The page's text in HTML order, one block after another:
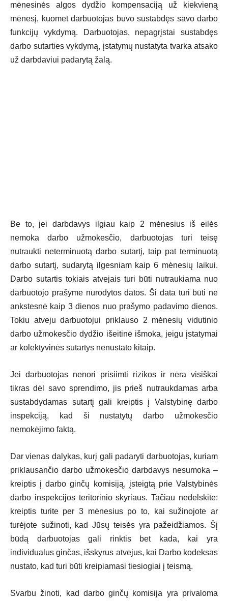
mėnesinės algos dydžio kompensaciją už kiekvieną
mėnesį, kuomet darbuotojas buvo sustabdęs savo darbo
funkcijų vykdymą. Darbuotojas, nepagrįstai sustabdęs
darbo sutarties vykdymą, įstatymų nustatyta tvarka atsako
už darbdaviui padarytą žalą.
Be to, jei darbdavys ilgiau kaip 2 mėnesius iš eilės
nemoka darbo užmokesčio, darbuotojas turi teisę
nutraukti neterminuotą darbo sutartį, taip pat terminuotą
darbo sutartį, sudarytą ilgesniam kaip 6 mėnesių laikui.
Darbo sutartis tokiais atvejais turi būti nutraukiama nuo
darbuotojo prašyme nurodytos datos. Ši data turi būti ne
ankstesnė kaip 3 dienos nuo prašymo padavimo dienos.
Tokiu atveju darbuotojui priklauso 2 mėnesių vidutinio
darbo užmokesčio dydžio išeitinė išmoka, jeigu įstatymai
ar kolektyvinės sutartys nenustato kitaip.
Jei darbuotojas nenori prisiimti rizikos ir nėra visiškai
tikras dėl savo sprendimo, jis prieš nutraukdamas arba
sustabdydamas sutartį gali kreiptis į Valstybinę darbo
inspekciją, kad ši nustatytų darbo užmokesčio
nemokėjimo faktą.
Dar vienas dalykas, kurį gali padaryti darbuotojas, kuriam
priklausančio darbo užmokesčio darbdavys nesumoka –
kreiptis į darbo ginčų komisiją, įsteigtą prie Valstybinės
darbo inspekcijos teritorinio skyriaus. Tačiau nedelskite:
kreiptis turite per 3 mėnesius po to, kai sužinojote ar
turėjote sužinoti, kad Jūsų teisės yra pažeidžiamos. Šį
būdą darbuotojas gali rinktis bet kada, kai yra
individualus ginčas, išskyrus atvejus, kai Darbo kodeksas
nustato, kad turi būti kreipiamasi tiesiogiai į teismą.
Svarbu žinoti, kad darbo ginčų komisija yra privaloma